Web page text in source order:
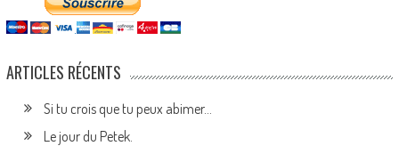
ARTICLES RÉCENTS
Si tu crois que tu peux abimer…
Le jour du Petek.